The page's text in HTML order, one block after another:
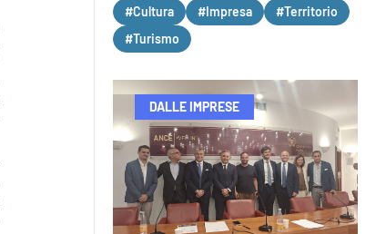
#Cultura #Impresa
#Territorio
#Turismo
DALLE IMPRESE